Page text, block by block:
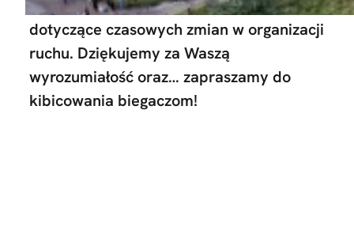
Na mapie znajdą się oznaczenia
dotyczące czasowych zmian w organizacji
ruchu. Dziękujemy za Waszą
wyrozumiałość oraz… zapraszamy do
kibicowania biegaczom!